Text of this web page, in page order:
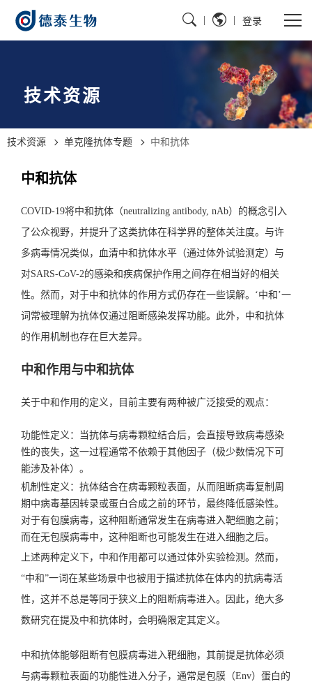
登录
技术资源
技术资源 单克隆抗体专题 中和抗体
中和抗体
COVID-19将中和抗体（neutralizing antibody, nAb）的概念引入
了公众视野，并提升了这类抗体在科学界的整体关注度。与许
多病毒情况类似，血清中和抗体水平（通过体外试验测定）与
对SARS-CoV-2的感染和疾病保护作用之间存在相当好的相关
性。然而，对于中和抗体的作用方式仍存在一些误解。‘中和’一
词常被理解为抗体仅通过阻断感染发挥功能。此外，中和抗体
的作用机制也存在巨大差异。
中和作用与中和抗体
关于中和作用的定义，目前主要有两种被广泛接受的观点：
功能性定义：当抗体与病毒颗粒结合后，会直接导致病毒感染
性的丧失，这一过程通常不依赖于其他因子（极少数情况下可
能涉及补体）。
机制性定义：抗体结合在病毒颗粒表面，从而阻断病毒复制周
期中病毒基因转录或蛋白合成之前的环节，最终降低感染性。
对于有包膜病毒，这种阻断通常发生在病毒进入靶细胞之前；
而在无包膜病毒中，这种阻断也可能发生在进入细胞之后。
上述两种定义下，中和作用都可以通过体外实验检测。然而，
“中和”一词在某些场景中也被用于描述抗体在体内的抗病毒活
性，这并不总是等同于狭义上的阻断病毒进入。因此，绝大多
数研究在提及中和抗体时，会明确限定其定义。
中和抗体能够阻断有包膜病毒进入靶细胞，其前提是抗体必须
与病毒颗粒表面的功能性进入分子，通常是包膜（Env）蛋白的